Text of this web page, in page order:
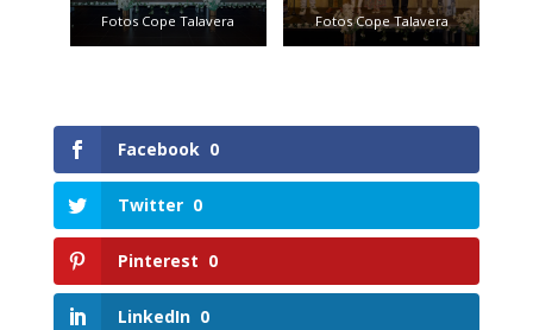
Fotos Cope Talavera
Fotos Cope Talavera
Facebook 0
Twitter 0
Pinterest 0
LinkedIn 0